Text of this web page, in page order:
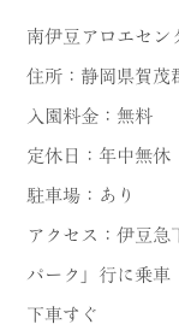
南伊豆アロエセン
住所：静岡県賀茂
入園料金：無料
定休日：年中無休
駐車場：あり
アクセス：伊豆急
パーク」行に乗車
下車すぐ